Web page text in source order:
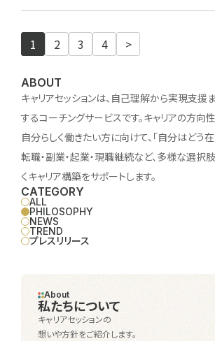
1 2 3 4 >
ABOUT
キャリアセッションは、自己理解から実現支援
するコーチングサービスです。キャリアの方向
自分らしく働きたい方に向けて、「自分はどう在
転職・副業・起業・現職継続など、多様な選択
くキャリア構築をサポートします。
CATEGORY
ALL
PHILOSOPHY
NEWS
TREND
プレスリリース
About
私たちについて
キャリアセッションの
想いや方針をご紹介します。